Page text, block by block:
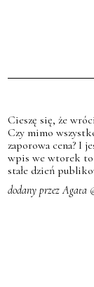
Cieszę się, że
Czy mimo
zaporowa cena? I
wpis we wtorek to
stałe dzień
dodany przez Agata